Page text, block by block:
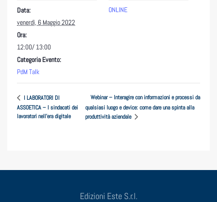
Data:
venerdì, 6 Maggio 2022
Ora:
12:00/ 13:00
Categoria Evento:
PdM Talk
ONLINE
I LABORATORI DI
ASSOETICA – I sindacati dei
lavoratori nell’era digitale
Webinar – Interagire con informazioni e processi da
qualsiasi luogo e device: come dare una spinta alla
produttività aziendale
Edizioni Este S.r.l.